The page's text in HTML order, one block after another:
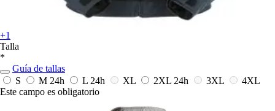
+1
Talla
*
Guía de tallas
S
M 24h L 24h XL 2XL 24h 3XL
4XL
Este campo es obligatorio